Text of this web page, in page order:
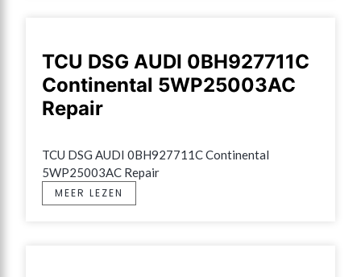
TCU DSG AUDI 0BH927711C
Continental 5WP25003AC
Repair
TCU DSG AUDI 0BH927711C Continental
5WP25003AC Repair
MEER LEZEN